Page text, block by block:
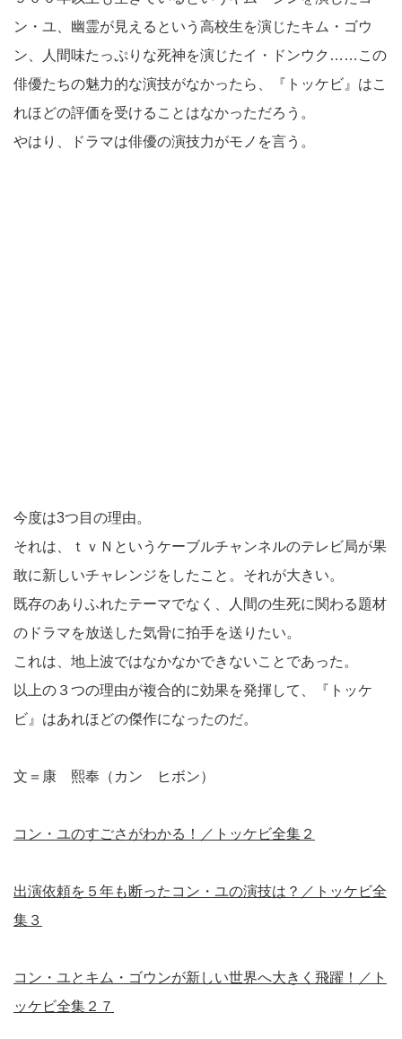
ン・ユ、幽霊が見えるという高校生を演じたキム・ゴウ
ン、人間味たっぷりな死神を演じたイ・ドンウク……この
俳優たちの魅力的な演技がなかったら、『トッケビ』はこ
れほどの評価を受けることはなかっただろう。
やはり、ドラマは俳優の演技力がモノを言う。
今度は3つ目の理由。
それは、ｔｖＮというケーブルチャンネルのテレビ局が果
敢に新しいチャレンジをしたこと。それが大きい。
既存のありふれたテーマでなく、人間の生死に関わる題材
のドラマを放送した気骨に拍手を送りたい。
これは、地上波ではなかなかできないことであった。
以上の３つの理由が複合的に効果を発揮して、『トッケ
ビ』はあれほどの傑作になったのだ。
文＝康 熙奉（カン ヒボン）
コン・ユのすごさがわかる！／トッケビ全集２
出演依頼を５年も断ったコン・ユの演技は？／トッケビ全
集３
コン・ユとキム・ゴウンが新しい世界へ大きく飛躍！／ト
ッケビ全集２７